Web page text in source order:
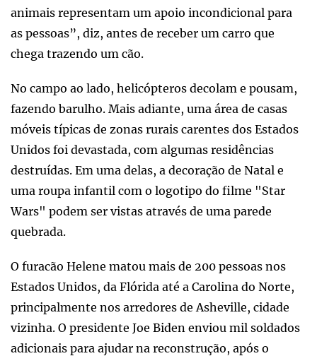
animais representam um apoio incondicional para
as pessoas”, diz, antes de receber um carro que
chega trazendo um cão.
No campo ao lado, helicópteros decolam e pousam,
fazendo barulho. Mais adiante, uma área de casas
móveis típicas de zonas rurais carentes dos Estados
Unidos foi devastada, com algumas residências
destruídas. Em uma delas, a decoração de Natal e
uma roupa infantil com o logotipo do filme "Star
Wars" podem ser vistas através de uma parede
quebrada.
O furacão Helene matou mais de 200 pessoas nos
Estados Unidos, da Flórida até a Carolina do Norte,
principalmente nos arredores de Asheville, cidade
vizinha. O presidente Joe Biden enviou mil soldados
adicionais para ajudar na reconstrução, após o